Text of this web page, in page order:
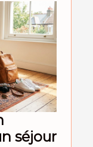
séjour